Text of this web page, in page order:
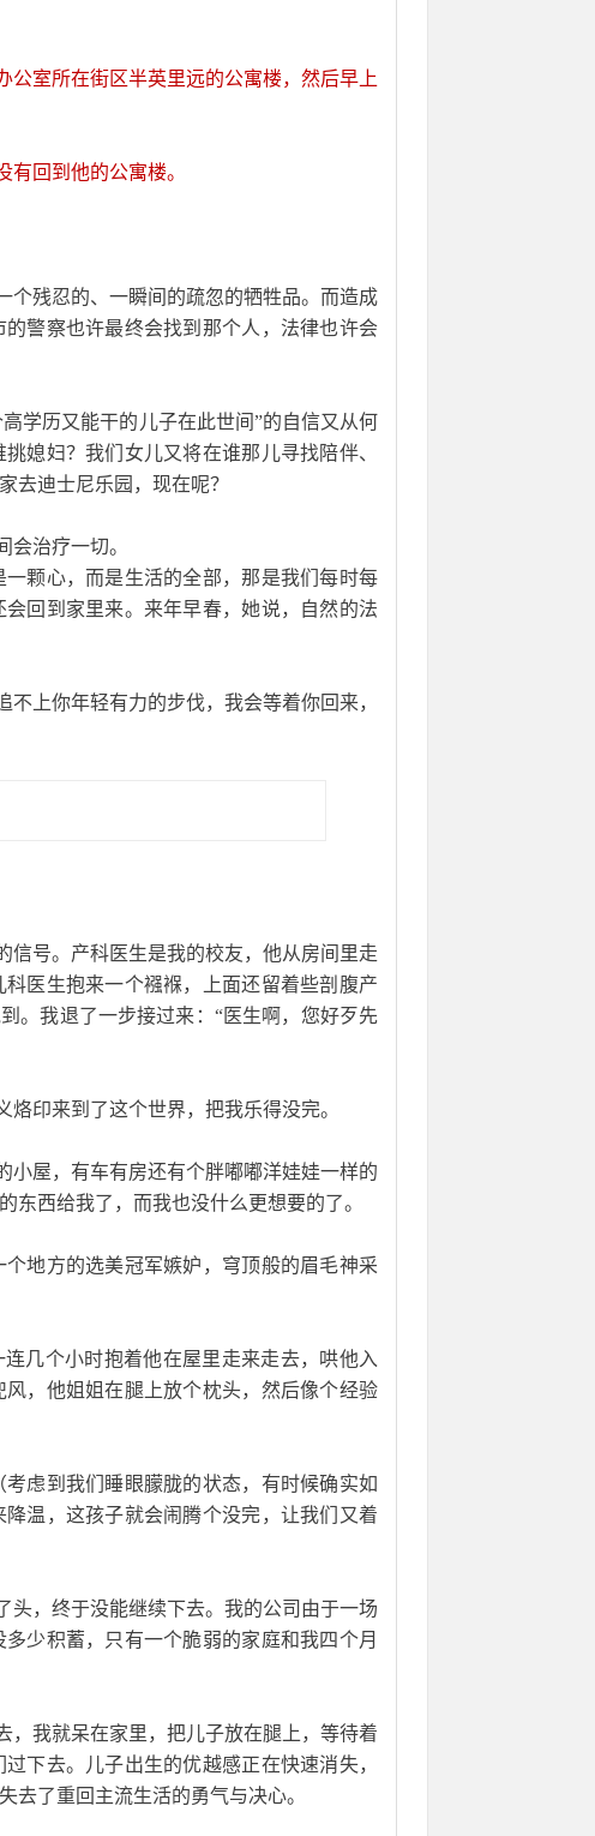
室所在街区半英里远的公寓楼，然后早上
回到他的公寓楼。
残忍的、一瞬间的疏忽的牺牲品。而造成
警察也许最终会找到那个人，法律也许会
学历又能干的儿子在此世间”的自信又从何
媳妇？我们女儿又将在谁那儿寻找陪伴、
去迪士尼乐园，现在呢？
治疗一切。
颗心，而是生活的全部，那是我们每时每
回到家里来。来年早春，她说，自然的法
上你年轻有力的步伐，我会等着你回来，
号。产科医生是我的校友，他从房间里走
医生抱来一个襁褓，上面还留着些剖腹产
。我退了一步接过来：“医生啊，您好歹先
印来到了这个世界，把我乐得没完。
屋，有车有房还有个胖嘟嘟洋娃娃一样的
东西给我了，而我也没什么更想要的了。
地方的选美冠军嫉妒，穹顶般的眉毛神采
几个小时抱着他在屋里走来走去，哄他入
，他姐姐在腿上放个枕头，然后像个经验
虑到我们睡眼朦胧的状态，有时候确实如
温，这孩子就会闹腾个没完，让我们又着
，终于没能继续下去。我的公司由于一场
少积蓄，只有一个脆弱的家庭和我四个月
我就呆在家里，把儿子放在腿上，等待着
下去。儿子出生的优越感正在快速消失，
去了重回主流生活的勇气与决心。